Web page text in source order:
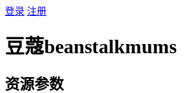
登录 注册
豆蔻beanstalkmums
资源参数